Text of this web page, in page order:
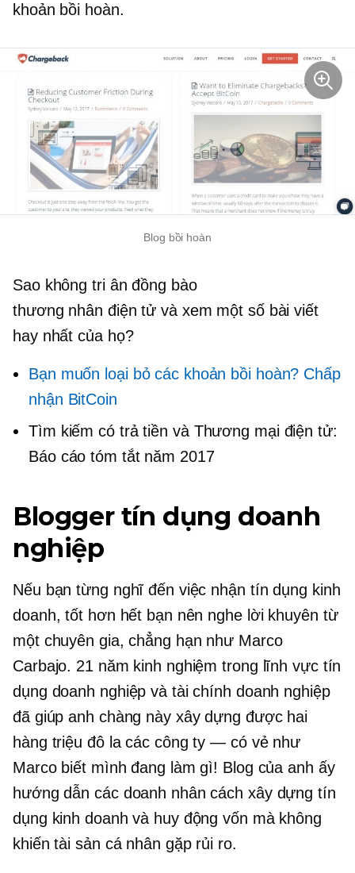
khoản bồi hoàn.
Blog bồi hoàn
Sao không tri ân đồng bào
thương nhân điện tử và xem một số bài viết
hay nhất của họ?
Bạn muốn loại bỏ các khoản bồi hoàn? Chấp
nhận BitCoin
Tìm kiếm có trả tiền và Thương mại điện tử:
Báo cáo tóm tắt năm 2017
Blogger tín dụng doanh
nghiệp
Nếu bạn từng nghĩ đến việc nhận tín dụng kinh
doanh, tốt hơn hết bạn nên nghe lời khuyên từ
một chuyên gia, chẳng hạn như Marco
Carbajo. 21 năm kinh nghiệm trong lĩnh vực tín
dụng doanh nghiệp và tài chính doanh nghiệp
đã giúp anh chàng này xây dựng được hai
hàng triệu đô lacác công ty — có vẻ như
Marco biết mình đang làm gì! Blog của anh ấy
hướng dẫn các doanh nhân cách xây dựng tín
dụng kinh doanh và huy động vốn mà không
khiến tài sản cá nhân gặp rủi ro.